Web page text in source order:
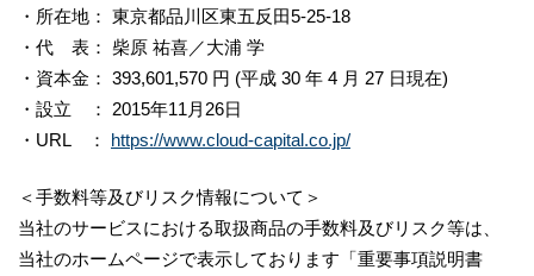
・所在地： 東京都品川区東五反田5-25-18
・代 表： 柴原 祐喜／大浦 学
・資本金： 393,601,570 円 (平成 30 年 4 月 27 日現在)
・設立 ： 2015年11月26日
・URL ： https://www.cloud-capital.co.jp/
＜手数料等及びリスク情報について＞
当社のサービスにおける取扱商品の手数料及びリスク等は、
当社のホームページで表示しております「重要事項説明書